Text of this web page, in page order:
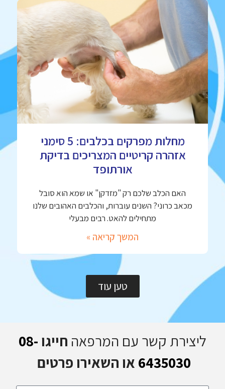
מחלות מפרקים בכלבים: 5 סימני
אזהרה קריטיים המצריכים בדיקת
אורתופד
האם הכלב שלכם רק "מזדקן" או שמא הוא סובל
מכאב כרוני? השנים עוברות, והכלבים האהובים שלנו
מתחילים להאט. רבים מבעלי
המשך קריאה »
טען עוד
ליצירת קשר עם המרפאה חייגו 08-
6435030 או השאירו פרטים